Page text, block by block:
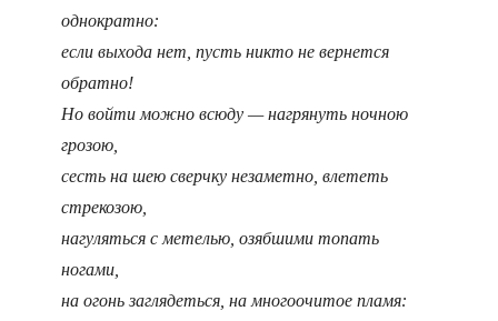
однократно:
если выхода нет, пусть никто не вернется
обратно!
Но войти можно всюду — нагрянуть ночною
грозою,
сесть на шею сверчку незаметно, влететь
стрекозою,
нагуляться с метелью, озябшими топать
ногами,
на огонь заглядеться, на многоочитое пламя: